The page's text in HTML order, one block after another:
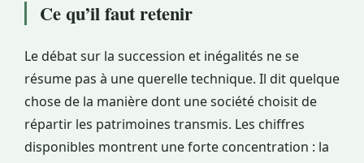
Ce qu’il faut retenir
Le débat sur la succession et inégalités ne se
résume pas à une querelle technique. Il dit quelque
chose de la manière dont une société choisit de
répartir les patrimoines transmis. Les chiffres
disponibles montrent une forte concentration : la